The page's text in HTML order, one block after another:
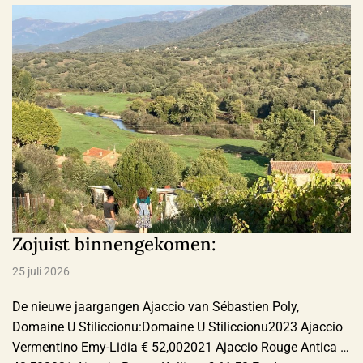
de Gezondheidsraad. De …
Zojuist binnengekomen:
25 juli 2026
De nieuwe jaargangen Ajaccio van Sébastien Poly,
Domaine U Stiliccionu:Domaine U Stiliccionu2023 Ajaccio
Vermentino Emy-Lidia € 52,002021 Ajaccio Rouge Antica €